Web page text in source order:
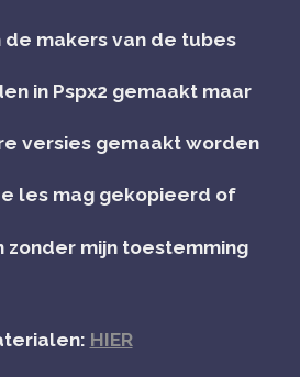
de makers van de tubes
in Pspx2 gemaakt maar
versies gemaakt worden
les mag gekopieerd of
mijn toestemming
HIER